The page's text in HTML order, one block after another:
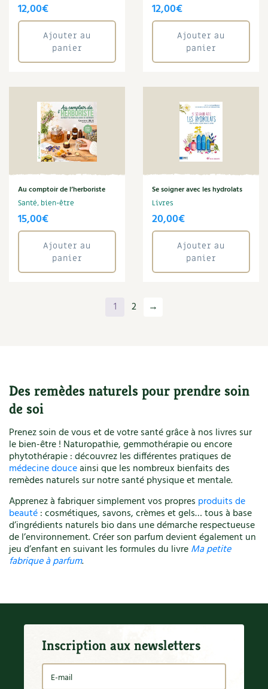
12,00€
Ajouter au
panier
12,00€
Ajouter au
panier
Au comptoir de l’herboriste
Santé, bien-être
15,00€
Ajouter au
panier
Se soigner avec les hydrolats
Livres
20,00€
Ajouter au
panier
1 2 →
Des remèdes naturels pour prendre soin
de soi
Prenez soin de vous et de votre santé grâce à nos livres sur
le bien-être ! Naturopathie, gemmothérapie ou encore
phytothérapie : découvrez les différentes pratiques de
médecine douceainsi que les nombreux bienfaits des
remèdes naturels sur notre santé physique et mentale.
Apprenez à fabriquer simplement vos propres produits de
beauté: cosmétiques, savons, crèmes et gels… tous à base
d’ingrédients naturels bio dans une démarche respectueuse
de l’environnement. Créer son parfum devient également un
jeu d’enfant en suivant les formules du livreMa petite
fabrique à parfum.
Inscription aux newsletters